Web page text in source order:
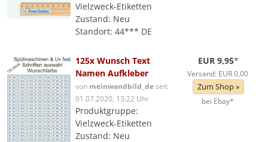
Vielzweck-Etiketten
Zustand: Neu
Standort: 44*** DE
125x Wunsch Text
Namen Aufkleber
von meinwandbild_deseit
01.07.2020, 13:22 Uhr
Produktgruppe:
Vielzweck-Etiketten
Zustand: Neu
EUR 9,95*
Versand: EUR 0,00
Zum Shop »
bei Ebay*